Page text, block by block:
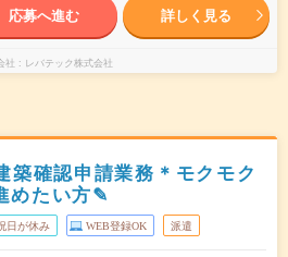
応募へ進む 詳しく見る
社 レバテック株式会社
築確認申請業務＊モクモク
めたい方✎
日が休み WEB登録OK 派遣